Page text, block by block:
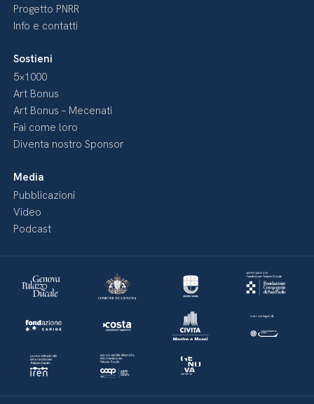
Progetto PNRR
Info e contatti
Sostieni
5×1000
Art Bonus
Art Bonus – Mecenati
Fai come loro
Diventa nostro Sponsor
Media
Pubblicazioni
Video
Podcast